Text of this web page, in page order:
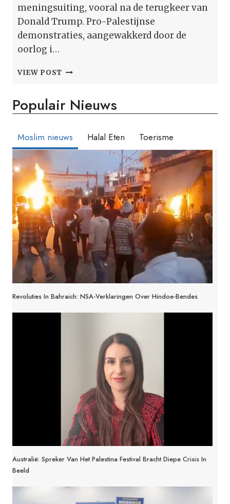
meningsuiting, vooral na de terugkeer van
Donald Trump. Pro-Palestijnse
demonstraties, aangewakkerd door de
oorlog i…
VIEW POST DE
IS
GERICHT
HET
ONDERDRUKKEN
AMERIKAANSE
STUDENTENPROTESTEN
Populair Nieuws
Moslim nieuws Halal Eten Toerisme
Revoluties In Bahraich: NSA-Verklaringen Over Hindoe-Bendes
Australië: Spreker Van Het Palestina Festival Bracht Diepe Crisis In
Beeld